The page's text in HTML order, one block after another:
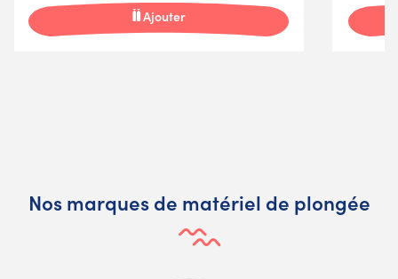
Ajouter
Nos marques de matériel de plongée